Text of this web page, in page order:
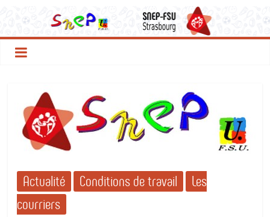
contenu
Le
SNEP
FSU
Strasbourg
Actualité Conditions de travail
Les
courriers